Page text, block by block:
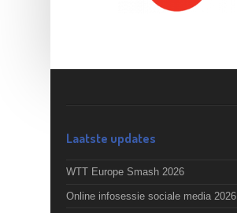
Laatste updates
WTT Europe Smash 2026
Online infosessie sociale media 2026